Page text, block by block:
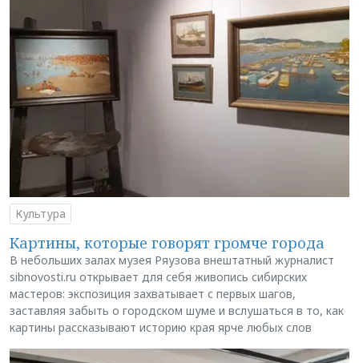
Культура
Картины, которые говорят громче города
В небольших залах музея Ряузова внештатный журналист
sibnovosti.ru открывает для себя живопись сибирских
мастеров: экспозиция захватывает с первых шагов,
заставляя забыть о городском шуме и вслушаться в то, как
картины рассказывают историю края ярче любых слов